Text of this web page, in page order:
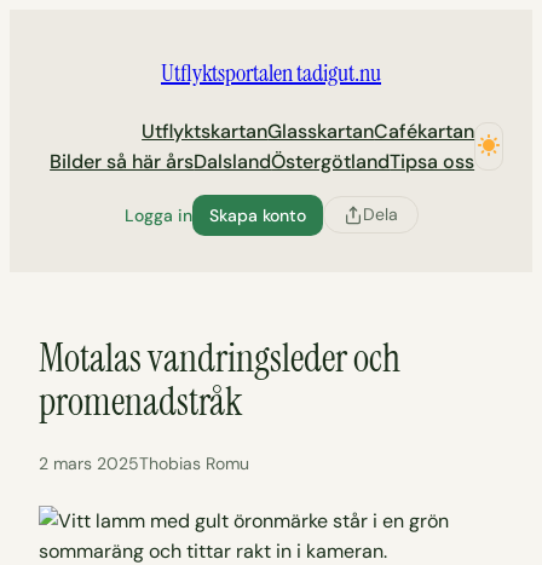
Utflyktsportalen tadigut.nu
UtflyktskartanGlasskartanCafékartan
Bilder så här årsDalslandÖstergötlandTipsa oss
Logga in Skapa konto Dela
Motalas vandringsleder och
promenadstråk
2 mars 2025Thobias Romu